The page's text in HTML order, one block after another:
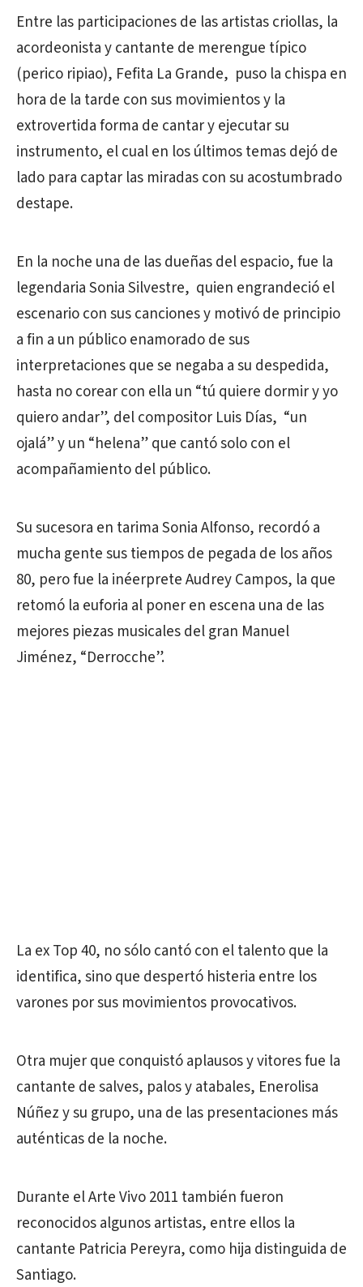
Entre las participaciones de las artistas criollas, la
acordeonista y cantante de merengue típico
(perico ripiao), Fefita La Grande, puso la chispa en
hora de la tarde con sus movimientos y la
extrovertida forma de cantar y ejecutar su
instrumento, el cual en los últimos temas dejó de
lado para captar las miradas con su acostumbrado
destape.
En la noche una de las dueñas del espacio, fue la
legendaria Sonia Silvestre, quien engrandeció el
escenario con sus canciones y motivó de principio
a fin a un público enamorado de sus
interpretaciones que se negaba a su despedida,
hasta no corear con ella un “tú quiere dormir y yo
quiero andar”, del compositor Luis Días, “un
ojalá” y un “helena” que cantó solo con el
acompañamiento del público.
Su sucesora en tarima Sonia Alfonso, recordó a
mucha gente sus tiempos de pegada de los años
80, pero fue la inéerprete Audrey Campos, la que
retomó la euforia al poner en escena una de las
mejores piezas musicales del gran Manuel
Jiménez, “Derrocche”.
La ex Top 40, no sólo cantó con el talento que la
identifica, sino que despertó histeria entre los
varones por sus movimientos provocativos.
Otra mujer que conquistó aplausos y vitores fue la
cantante de salves, palos y atabales, Enerolisa
Núñez y su grupo, una de las presentaciones más
auténticas de la noche.
Durante el Arte Vivo 2011 también fueron
reconocidos algunos artistas, entre ellos la
cantante Patricia Pereyra, como hija distinguida de
Santiago.